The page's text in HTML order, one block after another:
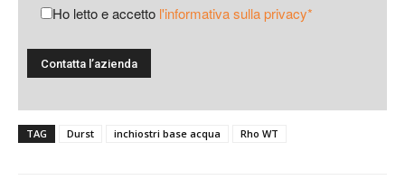
Ho letto e accetto l'informativa sulla privacy*
TAG Durst inchiostri base acqua Rho WT